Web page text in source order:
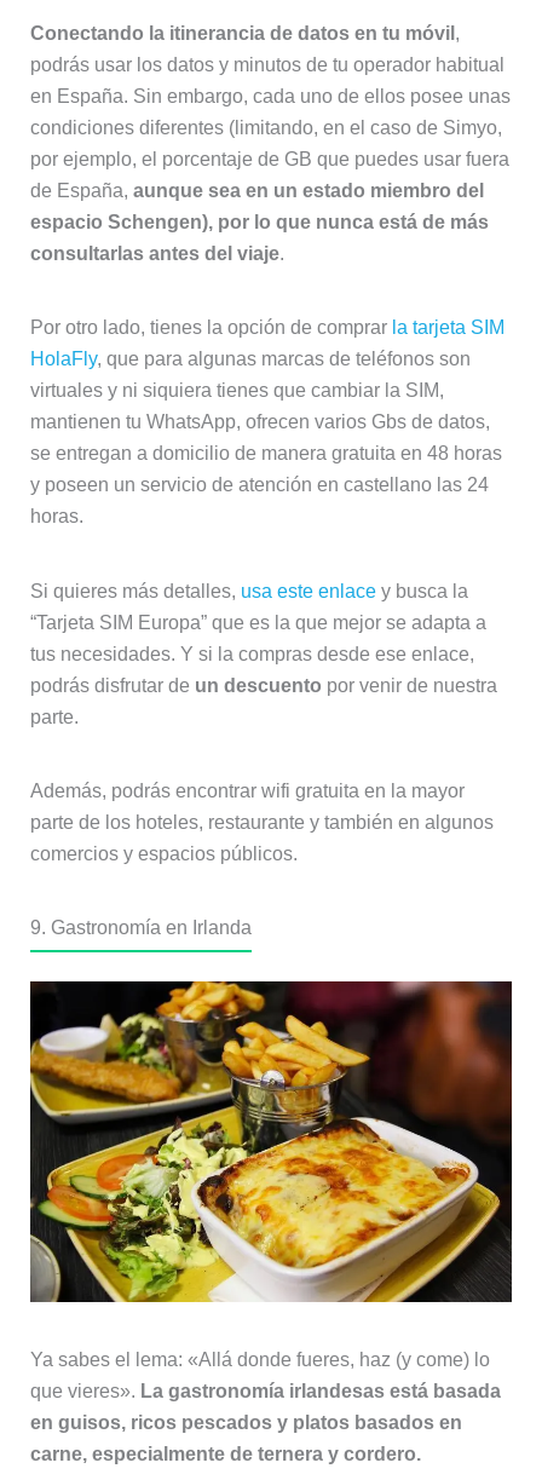
Conectando la itinerancia de datos en tu móvil ,
podrás usar los datos y minutos de tu operador habitual
en España. Sin embargo, cada uno de ellos posee unas
condiciones diferentes (limitando, en el caso de Simyo,
por ejemplo, el porcentaje de GB que puedes usar fuera
de España, aunque sea en un estado miembro del
espacio Schengen), por lo que nunca está de más
consultarlas antes del viaje.
Por otro lado, tienes la opción de comprar la tarjeta SIM
HolaFly, que para algunas marcas de teléfonos son
virtuales y ni siquiera tienes que cambiar la SIM,
mantienen tu WhatsApp, ofrecen varios Gbs de datos,
se entregan a domicilio de manera gratuita en 48 horas
y poseen un servicio de atención en castellano las 24
horas.
Si quieres más detalles, usa este enlacey busca la
“Tarjeta SIM Europa” que es la que mejor se adapta a
tus necesidades. Y si la compras desde ese enlace,
podrás disfrutar de un descuento por venir de nuestra
parte.
Además, podrás encontrar wifi gratuita en la mayor
parte de los hoteles, restaurante y también en algunos
comercios y espacios públicos.
9. Gastronomía en Irlanda
Ya sabes el lema: «Allá donde fueres, haz (y come) lo
que vieres». La gastronomía irlandesas está basada
en guisos, ricos pescados y platos basados en
carne, especialmente de ternera y cordero.